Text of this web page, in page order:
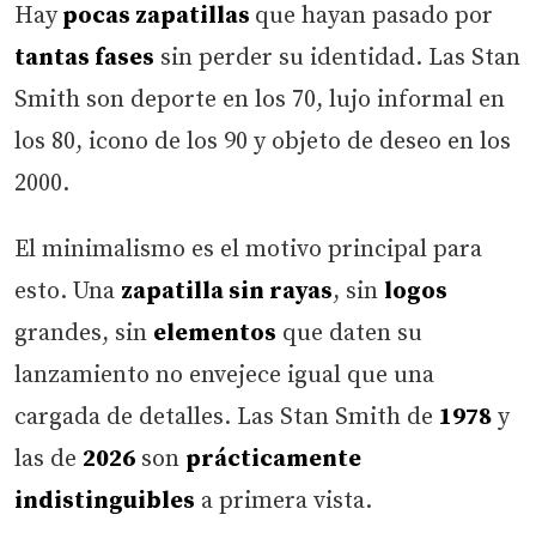
Haypocas zapatillas que hayan pasado por
tantas fases sin perder su identidad. Las Stan
Smith son deporte en los 70, lujo informal en
los 80, icono de los 90 y objeto de deseo en los
2000.
El minimalismo es el motivo principal para
esto. Una zapatilla sin rayas, sin logos
grandes, sin elementos que daten su
lanzamiento no envejece igual que una
cargada de detalles. Las Stan Smith de 1978 y
las de 2026 son prácticamente
indistinguibles a primera vista.